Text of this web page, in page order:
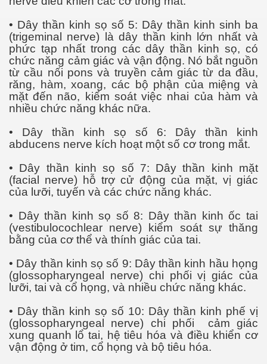
• Dây thần kinh sọ số 5: Dây thần kinh sinh ba
(trigeminal nerve) là dây thần kinh lớn nhất và
phức tạp nhất trong các dây thần kinh sọ, có
chức năng cảm giác và vận động. Nó bắt nguồn
từ cầu nối pons và truyền cảm giác từ da đầu,
răng, hàm, xoang, các bộ phận của miệng và
mặt đến não, kiểm soát việc nhai của hàm và
nhiều chức năng khác nữa.
• Dây thần kinh sọ số 6: Dây thần kinh
abducens nerve kích hoạt một số cơ trong mắt.
• Dây thần kinh sọ số 7: Dây thần kinh mặt
(facial nerve) hỗ trợ cử động của mặt, vị giác
của lưỡi, tuyến và các chức năng khác.
• Dây thần kinh sọ số 8: Dây thần kinh ốc tai
(vestibulocochlear nerve) kiểm soát sự thăng
bằng của cơ thể và thính giác của tai.
• Dây thần kinh sọ số 9: Dây thần kinh hầu họng
(glossopharyngeal nerve) chi phối vị giác của
lưỡi, tai và cổ họng, và nhiều chức năng khác.
• Dây thần kinh sọ số 10: Dây thần kinh phế vị
(glossopharyngeal nerve) chi phối cảm giác
xung quanh lổ tai, hệ tiêu hóa và điều khiển cơ
vận động ở tim, cổ họng và bộ tiêu hóa.